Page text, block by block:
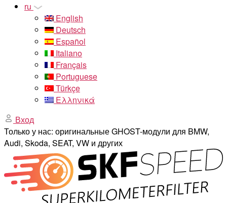
ru
English
Deutsch
Español
Italiano
Français
Portuguese
Türkçe
Ελληνικά
Вход
Только у нас: оригинальные GHOST-модули для BMW,
Audi, Skoda, SEAT, VW и других